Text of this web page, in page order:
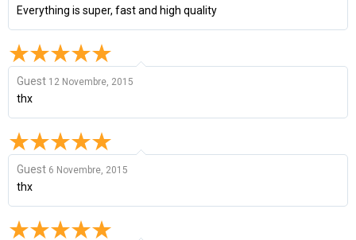
Everything is super, fast and high quality
Guest 12 Novembre, 2015
thx
Guest 6 Novembre, 2015
thx